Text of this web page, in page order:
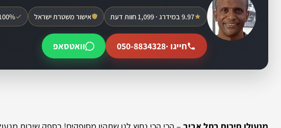
9.97 במידרג · 1,099 חוות דעת אישור משטרת ישראל 100% לקוחות
חייגו ·050-8834328 וואטסאפ